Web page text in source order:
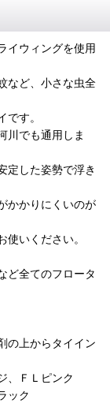
イウィングを使用
など、小さな虫全
す。
川でも通用しま
定した姿勢で浮き
かかりにくいのが
いください。
ど全てのフロータ
の上からタイイン
ＦＬピンク
ック